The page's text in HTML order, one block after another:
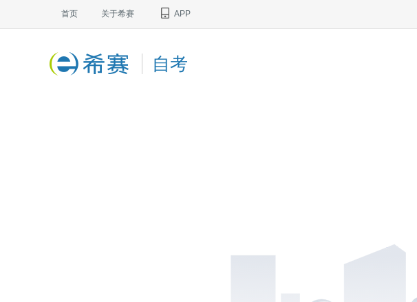
首页 关于希赛 APP
自考